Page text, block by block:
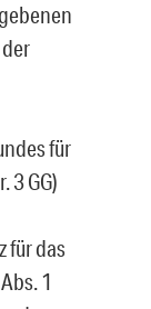
für
3 GG)
für das
1